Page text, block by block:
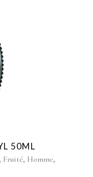
50ML
Fruité, Homme,